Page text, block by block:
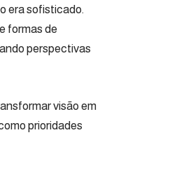
era sofisticado.
formas de
perspectivas
visão em
prioridades